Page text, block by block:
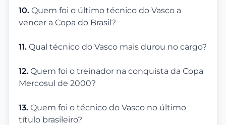
10. Quem foi o último técnico do Vasco a
vencer a Copa do Brasil?
11. Qual técnico do Vasco mais durou no cargo?
12. Quem foi o treinador na conquista da Copa
Mercosul de 2000?
13. Quem foi o técnico do Vasco no último
título brasileiro?